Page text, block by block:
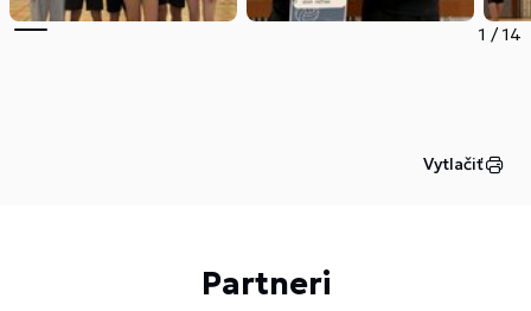
1 /14
Vytlačiť
Partneri